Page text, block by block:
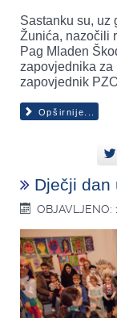
Sastanku su, uz
Žunića, nazočili
Pag Mladen
zapovjednika
zapovjednik
Opširnije...
Dječji dan
OBJAVLJENO: